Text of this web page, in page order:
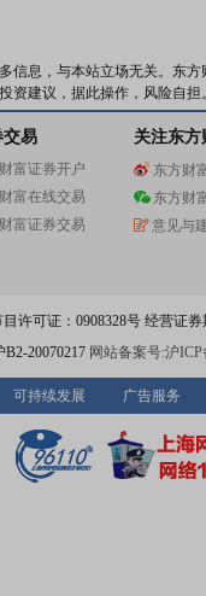
信息，与本站立场无关。东
资建议，据此操作，风险自担